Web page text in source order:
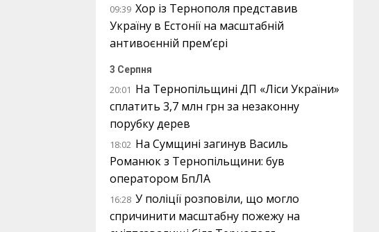
09:39 Хор із Тернополя представив
Україну в Естонії на масштабній
антивоєнній прем’єрі
3 Серпня
20:01 На Тернопільщині ДП «Ліси України»
сплатить 3,7 млн грн за незаконну
порубку дерев
18:02 На Сумщині загинув Василь
Романюк з Тернопільщини: був
оператором БпЛА
16:28 У поліції розповіли, що могло
спричинити масштабну пожежу на